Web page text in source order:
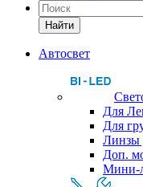
Найти
Автосвет
Для
Для
Линзы
Доп.
Мини-